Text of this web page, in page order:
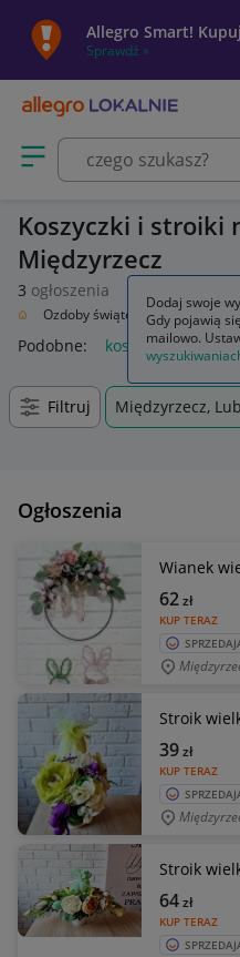
Allegro Smart!
Sprawdź »
Otwórz menu z kategoriami
Koszyczki i stroiki
Międzyrzecz
3 ogłoszenia
Ozdoby świąteczne i
Podobne: koszyczki i stroiki
Filtruj Międzyrzecz,
Ogłoszenia
Wianek
KUP TERAZ
62zł
Stroik
KUP TERAZ
39zł
Stroik
KUP TERAZ
64zł
Dodaj swoje
Gdy pojawią
mailowo.